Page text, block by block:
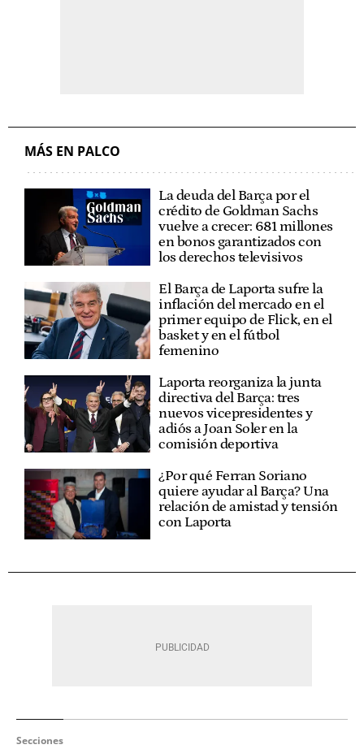
MÁS EN PALCO
La deuda del Barça por el
crédito de Goldman Sachs
vuelve a crecer: 681 millones
en bonos garantizados con
los derechos televisivos
El Barça de Laporta sufre la
inflación del mercado en el
primer equipo de Flick, en el
basket y en el fútbol
femenino
Laporta reorganiza la junta
directiva del Barça: tres
nuevos vicepresidentes y
adiós a Joan Soler en la
comisión deportiva
¿Por qué Ferran Soriano
quiere ayudar al Barça? Una
relación de amistad y tensión
con Laporta
Secciones